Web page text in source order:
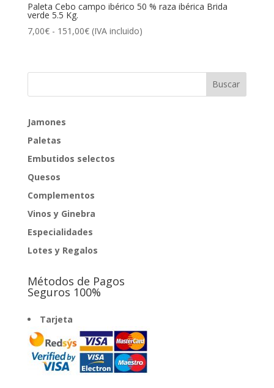
Paleta Cebo campo ibérico 50 % raza ibérica Brida
verde 5.5 Kg.
7,00€ - 151,00€Rango
desde
(IVA incluido)
Jamones
Paletas
Embutidos selectos
Quesos
Complementos
Vinos y Ginebra
Especialidades
Lotes y Regalos
Métodos de Pagos
Seguros 100%
Tarjeta